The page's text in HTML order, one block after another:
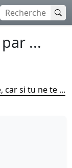
...
car si tu ne te ...